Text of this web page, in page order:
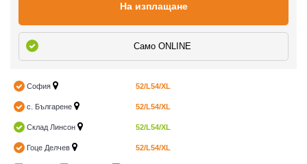
На изплащане
Само ONLINE
София 52/L54/XL
с. Българене 52/L54/XL
Склад Линсон 52/L54/XL
Гоце Делчев 52/L54/XL